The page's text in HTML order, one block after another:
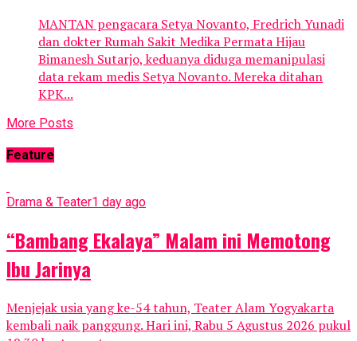
MANTAN pengacara Setya Novanto, Fredrich Yunadi
dan dokter Rumah Sakit Medika Permata Hijau
Bimanesh Sutarjo, keduanya diduga memanipulasi
data rekam medis Setya Novanto. Mereka ditahan
KPK...
More Posts
Feature
Drama & Teater1 day ago
“Bambang Ekalaya” Malam ini Memotong
Ibu Jarinya
Menjejak usia yang ke-54 tahun, Teater Alam Yogyakarta
kembali naik panggung. Hari ini, Rabu 5 Agustus 2026 pukul